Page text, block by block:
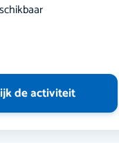
de activiteit